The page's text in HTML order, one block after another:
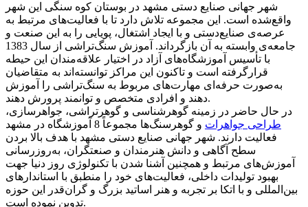
شهر جهانی صنایع دستی مشهد در بوستان کوه سنگی این شهر
واقع‌شده است. این مجموعه تلاش دارد تا با فعالیت‌های مرتبط به
عرصه‌ی صنایع‌دستی و با ایجاد اشتغال، پویایی را به این صنعت و
جامعه‌ی وابسته به آن بازگرداند. آموزش سنگ‌تراشی از سال 1383
با تأسیس آموزشگاه‌های آزاد در اختیار علاقه‌مندان این حیطه
قرارگرفته است و تاکنون این مراکز توانسته‌اند به متقاضیان
به‌صورت حرفه‌ای مهارت‌های مربوط به سنگ‌تراشی را آموزش
دهند و افرادی متخصص و توانمند پرورش دهند.
در حال حاضر در زمینه گوهرشناسی و گوهرتراشی، جواهرسازی،
طراحی جواهرات
و گوهرسنگ‌ها مجموعاً 8 آموزشگاه در مشهد
فعالیت دارند. شهر جهانی صنایع دستی مشهد با هدف بالا بردن
سطح آگاهی و دانش هنرمندان و صنعتگران، به‌روزرسانی
آموزش‌های مرتبط و همچنین آشنا شدن با تکنولوژی روز دنیا جهت
بهبود تولیدات داخلی، فعالیت‌های خود را منطبق با استاندارهای
بین‌المللی و با اتکا بر تجربه و هنر اساتید بزرگ و گران‌قدر این حوزه
تدوین نموده است.